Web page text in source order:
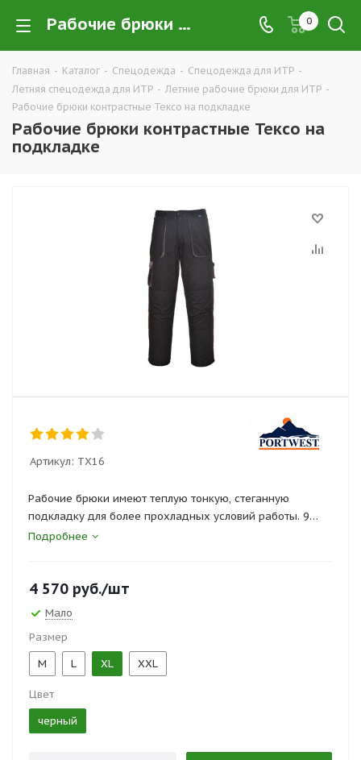
Рабочие брюки контрастные Тексо на подкладке купить в Екатеринбурге оптом и в розницу — интернет-магазин летней рабочей одежды для ИТР и руководящего состава компании ТД УРАЛСИЗ 0
Главная - Каталог - Спецодежда - Спецодежда для ИТР -
Летняя спецодежда для ИТР - Летние рабочие брюки для ИТР -
Рабочие брюки контрастные Тексо на подкладке
Рабочие брюки контрастные Тексо на
подкладке
Артикул: TX16
Рабочие брюки имеют теплую тонкую, стеганную
подкладку для более прохладных условий работы. 9
карманов для хранения, два задних накладных
ТР ТС 019/2011
Подробнее
4 570 руб./шт
Мало
Размер
M
L XL XXL
Цвет
черный